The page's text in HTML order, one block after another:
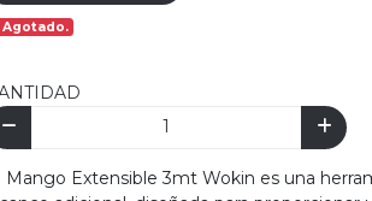
Agotado.
Mango Extensible 3mt Wokin es una